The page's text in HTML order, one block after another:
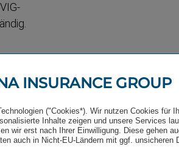
inINSURANCE GROUP
("Cookies*). Wir nutzen Cookies für
Inhalte zeigen und unsere Services
wir erst nach Ihrer Einwilligung. Diese gehen
auch in Nicht-EU-Ländern mit ggf. unsicheren